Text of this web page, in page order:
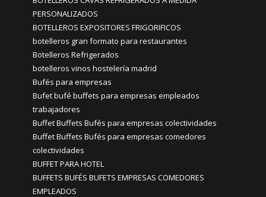
PERSONALIZADOS
BOTELLEROS EXPOSITORES FRIGORIFICOS
botelleros gran formato para restaurantes
Botelleros Refrigerados
botelleros vinos hostelería madrid
Bufés para empresas
Bufet bufé buffets para empresas empleados
trabajadores
Buffet Buffets Bufés para empresas colectividades
Buffet Buffets Bufés para empresas comedores
colectividades
BUFFET PARA HOTEL
BUFFETS BUFÉS BUFETS EMPRESAS COMEDORES
EMPLEADOS